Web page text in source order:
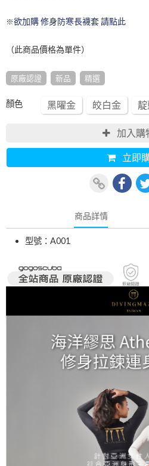
※欲加購 修身防寒長襪套 請點此
（此商品價格為單件）
原廠認證 新品 精選
顏色 黑曜金 皎白金
加入購
立即
商品詳情
型號：A001